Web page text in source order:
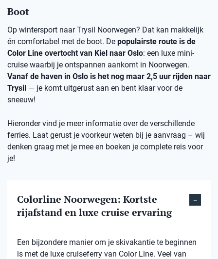
Boot
Op wintersport naar Trysil Noorwegen? Dat kan makkelijk
én comfortabel met de boot. De populairste route is de
Color Line overtocht van Kiel naar Oslo: een luxe mini-
cruise waarbij je ontspannen aankomt in Noorwegen.
Vanaf de haven in Oslo is het nog maar 2,5 uur rijden naar
Trysil — je komt uitgerust aan en bent klaar voor de
sneeuw!
Hieronder vind je meer informatie over de verschillende
ferries. Laat gerust je voorkeur weten bij je aanvraag – wij
denken graag met je mee en boeken je complete reis voor
je!
Colorline Noorwegen: Kortste
rijafstand en luxe cruise ervaring
Een bijzondere manier om je skivakantie te beginnen
is met de luxe cruiseferry van Color Line. Veel van